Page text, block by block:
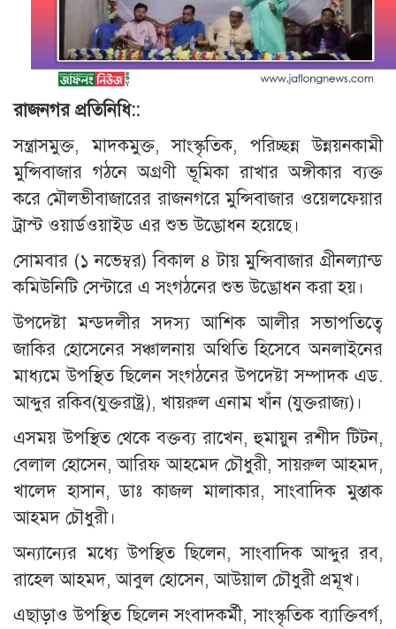
রাজনগর প্রতিনিধি::
সন্ত্রাসমুক্ত, মাদকমুক্ত, সাংস্কৃতিক, পরিচ্ছন্ন উন্নয়নকামী
মুন্সিবাজার গঠনে অগ্রণী ভূমিকা রাখার অঙ্গীকার ব্যক্ত
করে মৌলভীবাজারের রাজনগরে মুন্সিবাজার ওয়েলফেয়ার
ট্রাস্ট ওয়ার্ডওয়াইড এর শুভ উদ্ভোধন হয়েছে।
সোমবার (১ নভেম্বর) বিকাল ৪ টায় মুন্সিবাজার গ্রীনল্যান্ড
কমিউনিটি সেন্টারে এ সংগঠনের শুভ উদ্ভোধন করা হয়।
উপদেষ্টা মন্ডদলীর সদস্য আশিক আলীর সভাপতিত্বে
জাকির হোসেনের সঞ্চালনায় অথিতি হিসেবে অনলাইনের
মাধ্যমে উপস্থিত ছিলেন সংগঠনের উপদেষ্টা সম্পাদক এড.
আব্দুর রকিব(যুক্তরাষ্ট্র), খায়রুল এনাম খাঁন (যুক্তরাজ্য)।
এসময় উপস্থিত থেকে বক্তব্য রাখেন, হুমায়ুন রশীদ টিটন,
বেলাল হোসেন, আরিফ আহমেদ চৌধুরী, সায়রুল আহমদ,
খালেদ হাসান, ডাঃ কাজল মালাকার, সাংবাদিক মুস্তাক
আহমদ চৌধুরী।
অন্যান্যের মধ্যে উপস্থিত ছিলেন, সাংবাদিক আব্দুর রব,
রাহেল আহমদ, আবুল হোসেন, আউয়াল চৌধুরী প্রমূখ।
এছাড়াও উপস্থিত ছিলেন সংবাদকর্মী, সাংস্কৃতিক ব্যাক্তিবর্গ,